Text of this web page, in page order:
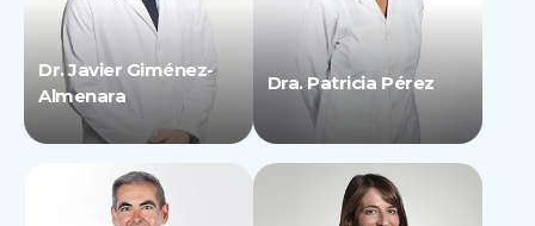
Dr. Javier Giménez-
Almenara
Dra. Patricia Pérez